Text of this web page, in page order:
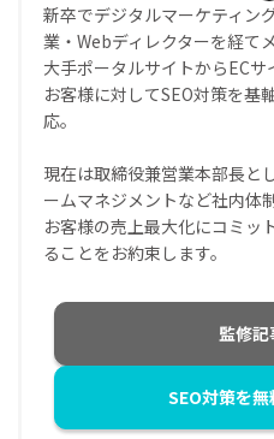
新卒でデジタルマーケティン
業・Webディレクターを経て
大手ポータルサイトからEC
お客様に対してSEO対策を基
応。
現在は取締役兼営業本部長と
ームマネジメントなど社内体
お客様の売上最大化にコミッ
ることをお約束します。
監修
SEO対策を